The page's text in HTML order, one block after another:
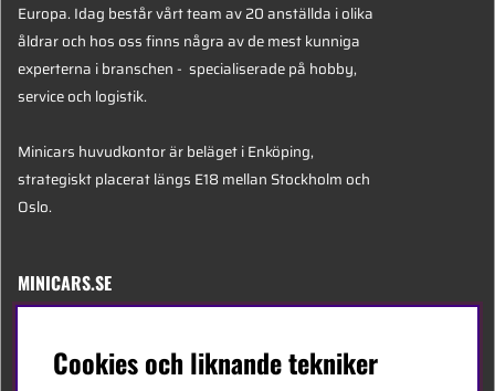
Europa. Idag består vårt team av 20 anställda i olika
åldrar och hos oss finns några av de mest kunniga
experterna i branschen - specialiserade på hobby,
service och logistik.
Minicars huvudkontor är beläget i Enköping,
strategiskt placerat längs E18 mellan Stockholm och
Oslo.
MINICARS.SE
Cookies och liknande tekniker